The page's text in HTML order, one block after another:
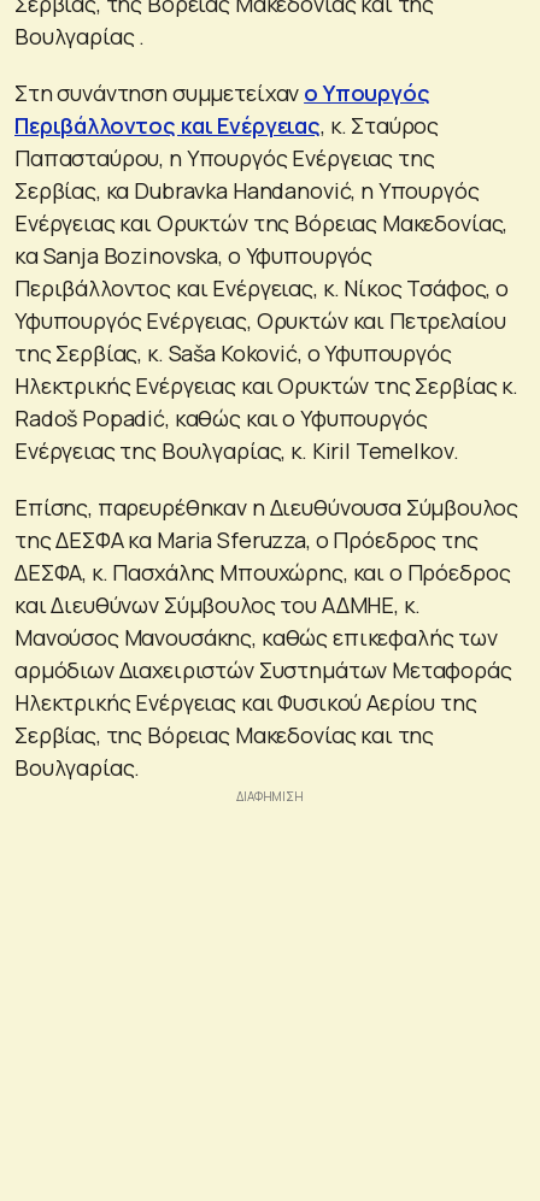
Βουλγαρίας .
Στη συνάντηση συμμετείχαν ο Υπουργός
Περιβάλλοντος και Ενέργειας, κ. Σταύρος
Παπασταύρου, η Υπουργός Ενέργειας της
Σερβίας, κα Dubravka Handanović, η Υπουργός
Ενέργειας και Ορυκτών της Βόρειας Μακεδονίας,
κα Sanja Bozinovska, ο Υφυπουργός
Περιβάλλοντος και Ενέργειας, κ. Νίκος Τσάφος, ο
Υφυπουργός Ενέργειας, Ορυκτών και Πετρελαίου
της Σερβίας, κ. Saša Koković, ο Υφυπουργός
Ηλεκτρικής Ενέργειας και Ορυκτών της Σερβίας κ.
Radoš Popadić, καθώς και ο Υφυπουργός
Ενέργειας της Βουλγαρίας, κ. Kiril Temelkov.
Επίσης, παρευρέθηκαν η Διευθύνουσα Σύμβουλος
της ΔΕΣΦΑ κα Maria Sferuzza, ο Πρόεδρος της
ΔΕΣΦΑ, κ. Πασχάλης Μπουχώρης, και ο Πρόεδρος
και Διευθύνων Σύμβουλος του ΑΔΜΗΕ, κ.
Μανούσος Μανουσάκης, καθώς επικεφαλής των
αρμόδιων Διαχειριστών Συστημάτων Μεταφοράς
Ηλεκτρικής Ενέργειας και Φυσικού Αερίου της
Σερβίας, της Βόρειας Μακεδονίας και της
Βουλγαρίας.